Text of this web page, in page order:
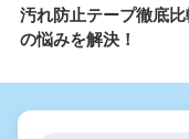
汚れ防止テープ徹底
の悩みを解決！